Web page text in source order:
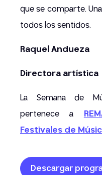
que se comparte.
todos los sentidos.
Raquel Andueza
Directora artística
La Semana de
pertenece a
Festivales de
Descargar